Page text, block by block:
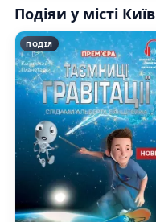
Подіяи у місті Київ
ПОДІЯ